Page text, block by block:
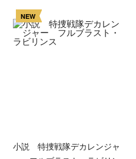
NEW
小説 特捜戦隊デカレンジャ